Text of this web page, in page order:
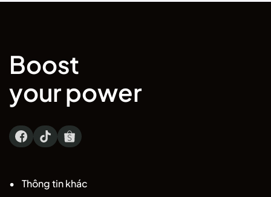
Boost
your power
Thông tin khác